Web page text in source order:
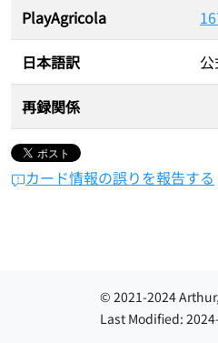
PlayAgricola
日本語訳
再録関係
カード情報の誤りを報告する
© 2021-2024
Last Modified: